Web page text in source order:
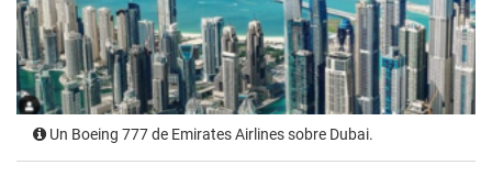
Un Boeing 777 de Emirates Airlines sobre Dubai.